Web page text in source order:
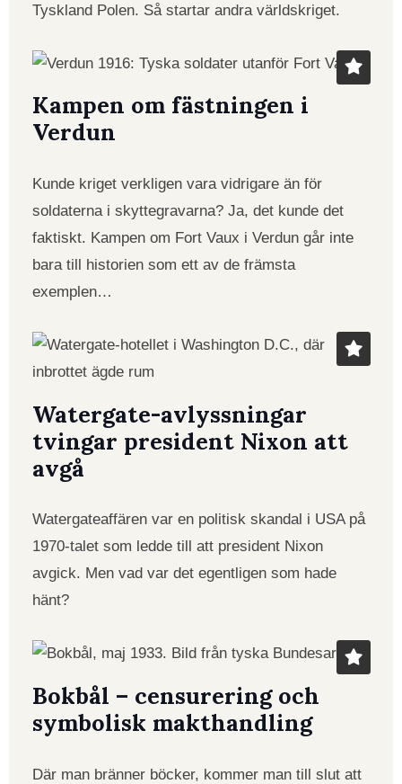
Tyskland Polen. Så startar andra världskriget.
Kampen om fästningen i
Verdun
Kunde kriget verkligen vara vidrigare än för
soldaterna i skyttegravarna? Ja, det kunde det
faktiskt. Kampen om Fort Vaux i Verdun går inte
bara till historien som ett av de främsta
exemplen…
Watergate-avlyssningar
tvingar president Nixon att
avgå
Watergateaffären var en politisk skandal i USA på
1970-talet som ledde till att president Nixon
avgick. Men vad var det egentligen som hade
hänt?
Bokbål – censurering och
symbolisk makthandling
Där man bränner böcker, kommer man till slut att